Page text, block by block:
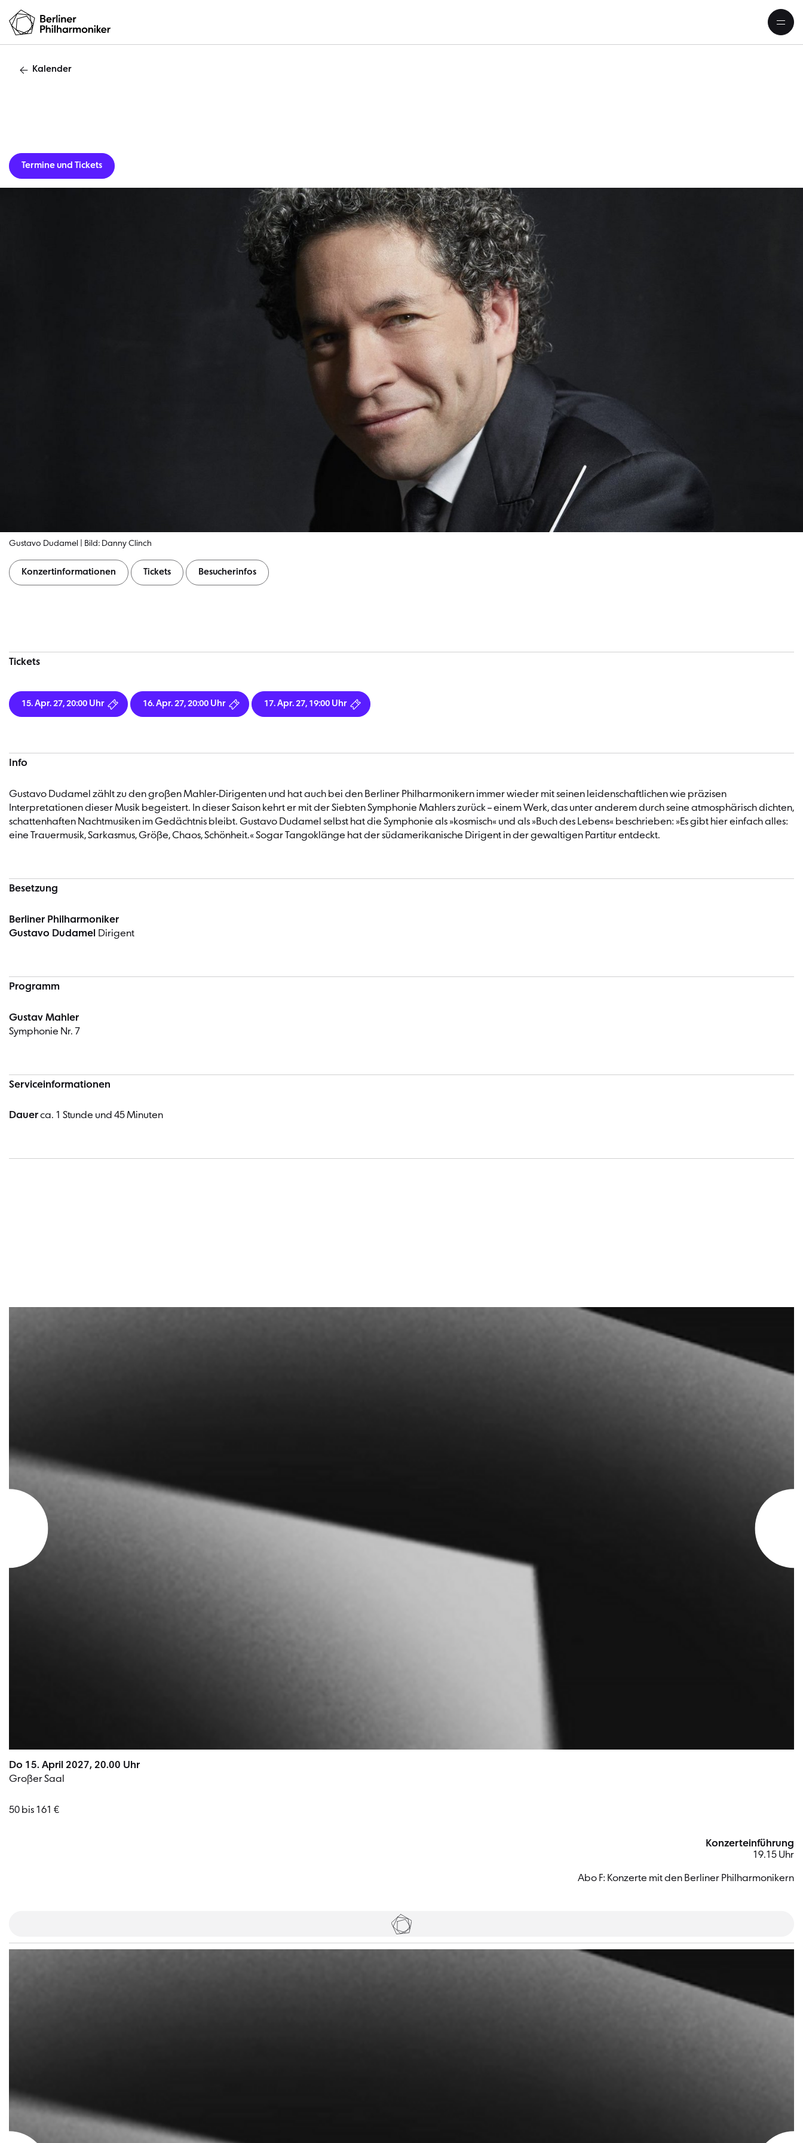
Kalender
Termine und Tickets
Gustavo Dudamel | Bild: Danny Clinch
Konzertinformationen Tickets Besucherinfos
Tickets
15. Apr. 27, 20:00 Uhr 16. Apr. 27, 20:00 Uhr 17. Apr. 27, 19:00 Uhr
Info
Gustavo Dudamel zählt zu den großen Mahler-Dirigenten und hat auch bei den Berliner Philharmonikern immer wieder mit seinen leidenschaftlichen wie präzisen
Interpretationen dieser Musik begeistert. In dieser Saison kehrt er mit der Siebten Symphonie Mahlers zurück – einem Werk, das unter anderem durch seine atmosphärisch dichten,
schattenhaften Nachtmusiken im Gedächtnis bleibt. Gustavo Dudamel selbst hat die Symphonie als »kosmisch« und als »Buch des Lebens« beschrieben: »Es gibt hier einfach alles:
eine Trauermusik, Sarkasmus, Größe, Chaos, Schönheit.« Sogar Tangoklänge hat der südamerikanische Dirigent in der gewaltigen Partitur entdeckt.
Besetzung
Berliner Philharmoniker
Gustavo Dudamel Dirigent
Programm
Gustav Mahler
Symphonie Nr. 7
Serviceinformationen
Dauerca. 1 Stunde und 45 Minuten
Do 15. April 2027, 20.00 Uhr
Großer Saal
50 bis 161 €
Konzerteinführung
19.15 Uhr
Abo F: Konzerte mit den Berliner Philharmonikern
Tickets